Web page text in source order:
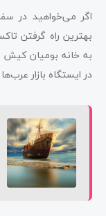
اگر می‌خواهید در
بهترین راه گرفتن
در ایستگاه بازار